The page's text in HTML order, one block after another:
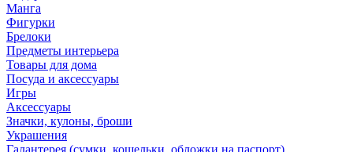
Манга
Фигурки
Брелоки
Предметы интерьера
Товары для дома
Посуда и аксессуары
Игры
Аксессуары
Значки, кулоны, броши
Украшения
Галантерея (сумки, кошельки, обложки на паспорт)